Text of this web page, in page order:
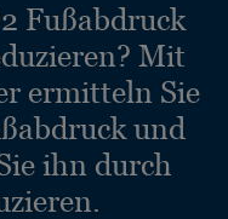
Fußabdruck
Mit
ermitteln Sie
und
ihn durch